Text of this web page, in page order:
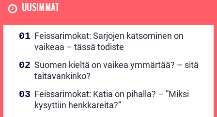
UUSIMMAT
Feissarimokat: Sarjojen katsominen on
vaikeaa – tässä todiste
Suomen kieltä on vaikea ymmärtää? – sitä
taitavankinko?
Feissarimokat: Katia on pihalla? – ”Miksi
kysyttiin henkkareita?”